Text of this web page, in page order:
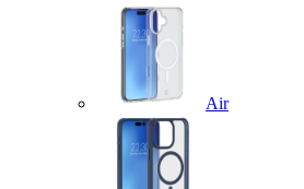
Air